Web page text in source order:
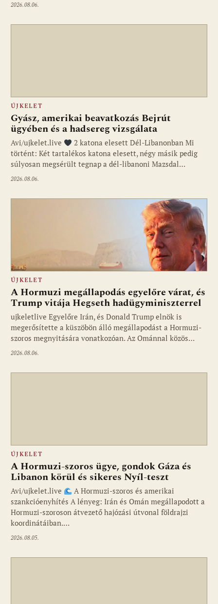
2026.08.06.
ÚJKELET
Gyász, amerikai beavatkozás Bejrút
ügyében és a hadsereg vizsgálata
Avi/ujkelet.live
2 katona elesett Dél-Libanonban Mi
történt: Két tartalékos katona elesett, négy másik pedig
súlyosan megsérült tegnap a dél-libanoni Mazsdal…
2026.08.06.
Fotó: ujkelet.live
ÚJKELET
A Hormuzi megállapodás egyelőre várat, és
Trump vitája Hegseth hadügyminiszterrel
ujkeletlive Egyelőre Irán, és Donald Trump elnök is
megerősítette a küszöbön álló megállapodást a Hormuzi-
szoros megnyitására vonatkozóan. Az Ománnal közös…
2026.08.06.
ÚJKELET
A Hormuzi-szoros ügye, gondok Gáza és
Libanon körül és sikeres Nyíl-teszt
Avi/ujkelet.live
A Hormuzi-szoros és amerikai
szankcióenyhítés A lényeg: Irán és Omán megállapodott a
Hormuzi-szoroson átvezető hajózási útvonal földrajzi
koordinátáiban.…
2026.08.05.